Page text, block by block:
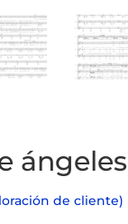
ángeles
de cliente)